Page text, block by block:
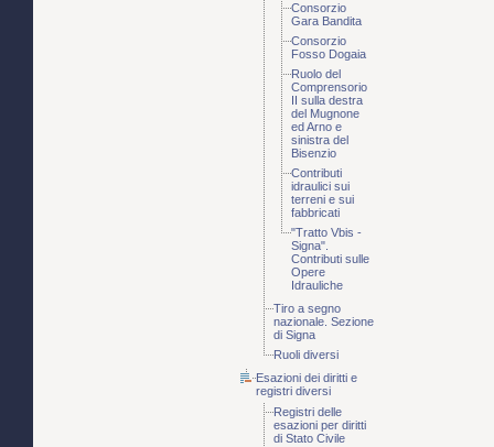
Consorzio
Gara Bandita
Consorzio
Fosso Dogaia
Ruolo del
Comprensorio
II sulla destra
del Mugnone
ed Arno e
sinistra del
Bisenzio
Contributi
idraulici sui
terreni e sui
fabbricati
"Tratto Vbis -
Signa".
Contributi sulle
Opere
Idrauliche
Tiro a segno
nazionale. Sezione
di Signa
Ruoli diversi
Esazioni dei diritti e
registri diversi
Registri delle
esazioni per diritti
di Stato Civile